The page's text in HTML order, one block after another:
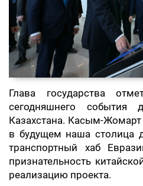
Глава государства
сегодняшнего
Казахстана. Касым-Жомарт
в будущем наша столица
транспортный хаб
признательность
реализацию проекта.